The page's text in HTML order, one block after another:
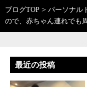
ブログTOP > パーソナル
ので、赤ちゃん連れでも
最近の投稿